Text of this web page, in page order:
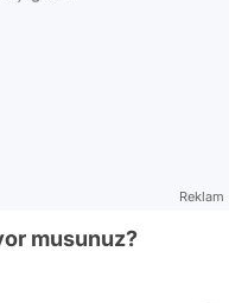
Reklam
musunuz?